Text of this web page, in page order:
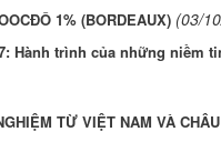
1% (BORDEAUX) (03/
Hành trình của những niềm
TỪ VIỆT NAM VÀ